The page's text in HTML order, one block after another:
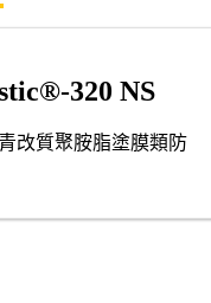
320 NS
改質聚胺脂塗膜類防